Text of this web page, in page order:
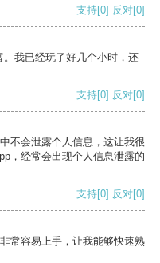
支持[0] 反对[0]
我已经玩了好几个小时，还
支持[0] 反对[0]
不会泄露个人信息，这让我很
，经常会出现个人信息泄露的
支持[0] 反对[0]
常容易上手，让我能够快速熟